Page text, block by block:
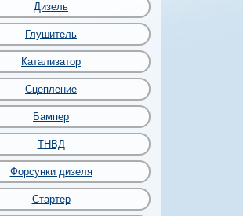
Дизель
Глушитель
Катализатор
Сцепление
Бампер
ТНВД
Форсунки дизеля
Стартер